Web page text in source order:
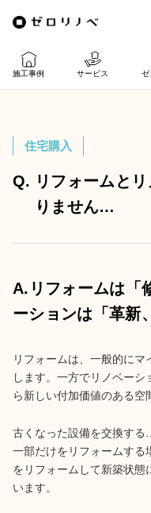
施工事例 サービス
物件購入
売却・住み替え
法人向けリノベ
ゼ
ゼロリノベの安
満足度アンケー
メディア掲載
資料ダウンロード
よくある質問
住宅購入
Q. リフォームと
りません…
A.リフォームは「
ーションは「革新
リフォームは、一般的に
します。一方でリノベー
ら新しい付加価値のある空
古くなった設備を交換す
一部だけをリフォームする
をリフォームして新築状態
います。